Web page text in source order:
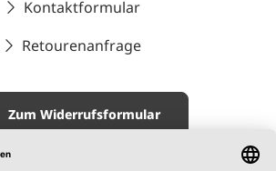
Kontaktformular
Retourenanfrage
Zum Widerrufsformular